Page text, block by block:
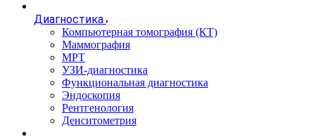
Диагностика
Компьютерная томография (КТ)
Маммография
МРТ
УЗИ-диагностика
Функциональная диагностика
Эндоскопия
Рентгенология
Денситометрия